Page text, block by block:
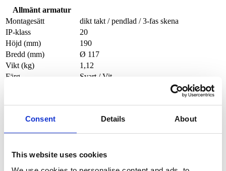
Consent Details About
This website uses cookies
Allmänt armatur
Montagesätt
dikt takt / pendlad / 3-fas skena
IP-klass
20
Höjd (mm)
190
Bredd (mm)
Ø 117
Vikt (kg)
1,12
Färg
Svart / Vit
Lumen (armatur)
1100 / 2000 / 3000
Färgtemperatur (K)
2700 / 3000 / 3500 / 4000 / 5700 / Dim to
Färgåtergivning (Ra)
80 / 90